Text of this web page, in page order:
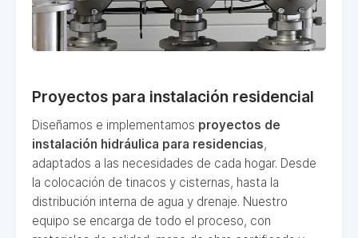
Proyectos para instalación residencial
Diseñamos e implementamos proyectos de
instalación hidráulica para residencias,
adaptados a las necesidades de cada hogar. Desde
la colocación de tinacos y cisternas, hasta la
distribución interna de agua y drenaje. Nuestro
equipo se encarga de todo el proceso, con